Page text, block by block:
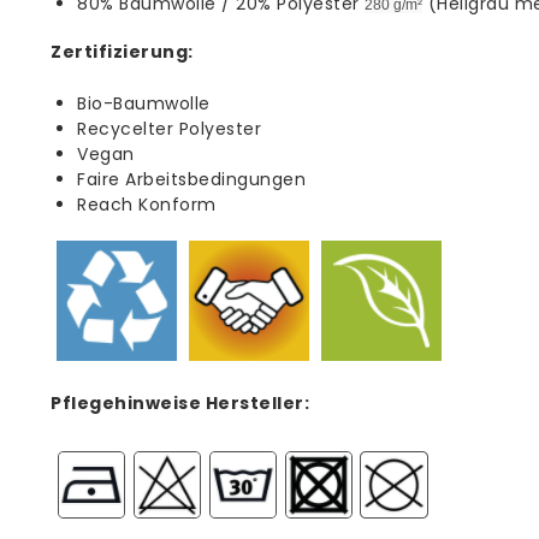
280 g/m²
Zertifizierung:
Bio-Baumwolle
Recycelter Polyester
Vegan
Faire Arbeitsbedingungen
Reach Konform
Pflegehinweise Hersteller: